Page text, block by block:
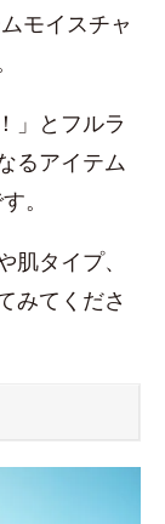
モイスチャ
」とフルラ
るアイテム
。
タイプ、
みてくださ